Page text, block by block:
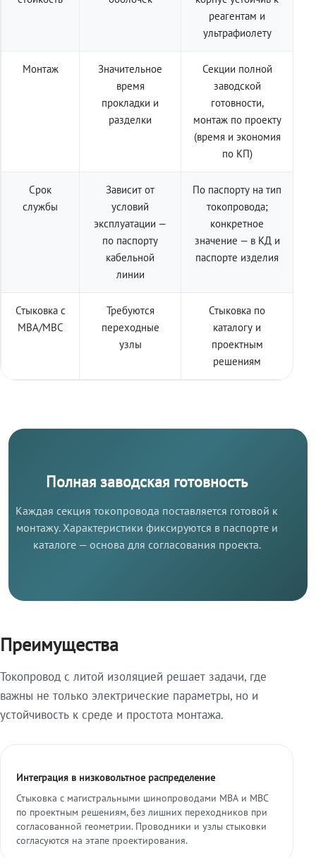
реагентам и
ультрафиолету
Монтаж
Значительное
время
прокладки и
разделки
Секции полной
заводской
готовности,
монтаж по проекту
(время и экономия
по КП)
Срок
службы
Зависит от
условий
эксплуатации —
по паспорту
кабельной
линии
По паспорту на тип
токопровода;
конкретное
значение — в КД и
паспорте изделия
Стыковка с
МВА/МВС
Требуются
переходные
узлы
Стыковка по
каталогу и
проектным
решениям
Полная заводская готовность
Каждая секция токопровода поставляется готовой к
монтажу. Характеристики фиксируются в паспорте и
каталоге — основа для согласования проекта.
Преимущества
Токопровод с литой изоляцией решает задачи, где
важны не только электрические параметры, но и
устойчивость к среде и простота монтажа.
Интеграция в низковольтное распределение
Стыковка с магистральными шинопроводами МВА и МВС
по проектным решениям, без лишних переходников при
согласованной геометрии. Проводники и узлы стыковки
согласуются на этапе проектирования.